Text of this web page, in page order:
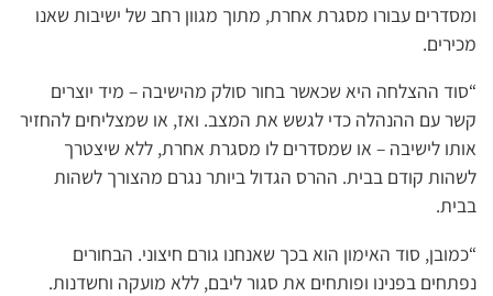
ומסדרים עבורו מסגרת אחרת, מתוך מגוון רחב של ישיבות שאנו
מכירים.
“סוד ההצלחה היא שכאשר בחור סולק מהישיבה – מיד יוצרים
קשר עם ההנהלה כדי לגשש את המצב. ואז, או שמצליחים להחזיר
אותו לישיבה – או שמסדרים לו מסגרת אחרת, ללא שיצטרך
לשהות קודם בבית. ההרס הגדול ביותר נגרם מהצורך לשהות
בבית.
“כמובן, סוד האימון הוא בכך שאנחנו גורם חיצוני. הבחורים
נפתחים בפנינו ופותחים את סגור ליבם, ללא מועקה וחשדנות.